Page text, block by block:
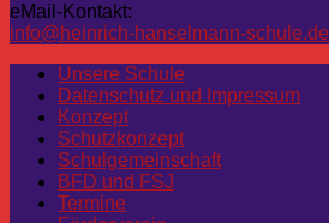
eMail-Kontakt:
info@heinrich-hanselmann-schule.de
Unsere Schule
Datenschutz und Impressum
Konzept
Schutzkonzept
Schulgemeinschaft
BFD und FSJ
Termine